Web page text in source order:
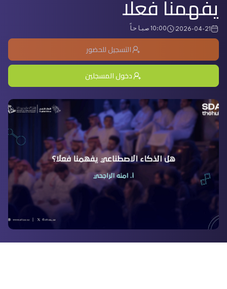
يفهمنا فعلا
2026-04-21 10:00 صباحاً
التسجيل للحضور
دخول المسجلين